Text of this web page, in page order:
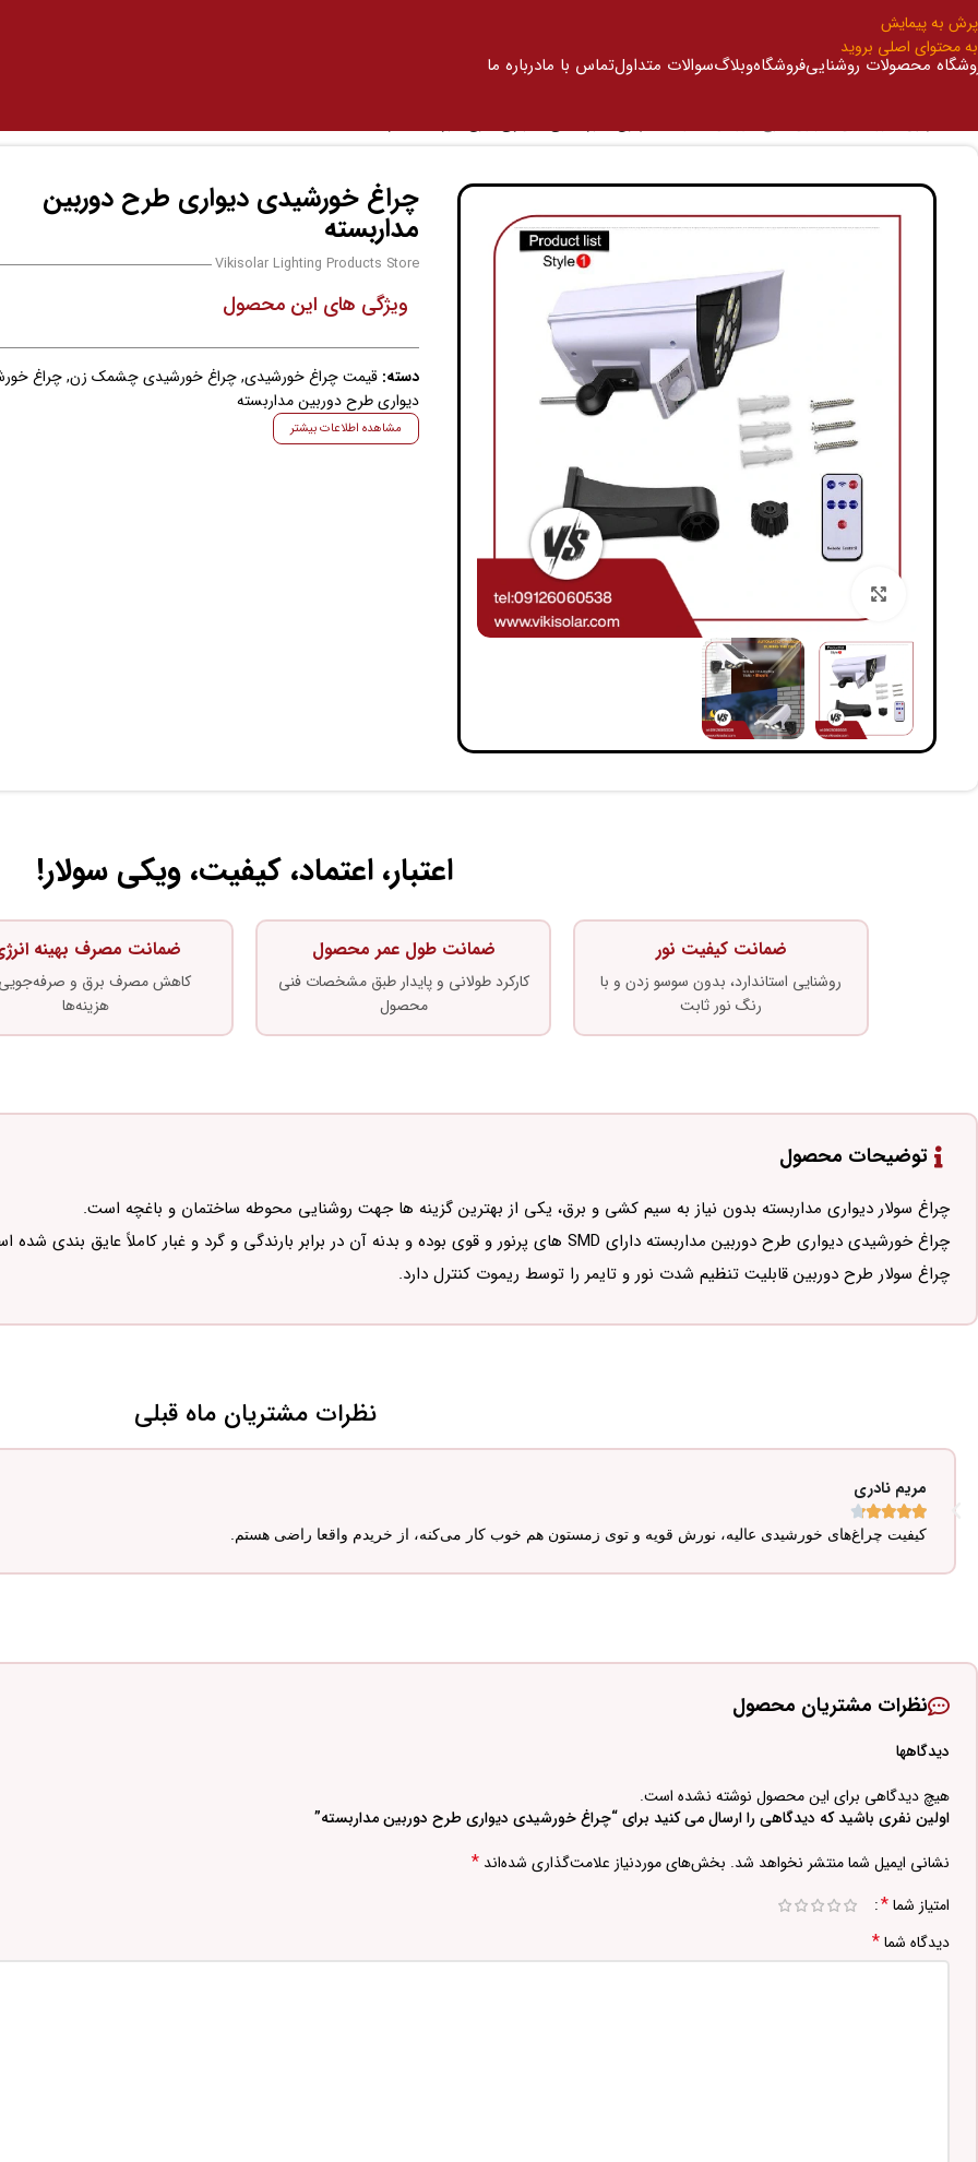
پرش به پیمایش
به محتوای اصلی بروید
محصولات روشناییفروشگاهوبلاگسوالات متداولتماس با مادرباره ما
چراغ خورشیدی دیواری طرح دوربین
مداربسته
Vikisolar Lighting Products Store
ویژگی های این محصول
دسته: قیمت چراغ خورشیدی,چراغ خورشیدی چشمک زن,چراغ
دیواری طرح دوربین مداربسته
مشاهده اطلاعات بیشتر
اعتبار، اعتماد، کیفیت، ویکی سولار!
ضمانت کیفیت نور
روشنایی استاندارد، بدون سوسو زدن و با
رنگ نور ثابت
ضمانت طول عمر محصول
کارکرد طولانی و پایدار طبق مشخصات فنی
محصول
ضمانت مصرف بهینه
کاهش مصرف برق و
هزینه‌ها
توضیحات محصول
چراغ سولار دیواری مداربسته بدون نیاز به سیم کشی و برق، یکی از بهترین گزینه ها جهت روشنایی محوطه ساختمان و باغچه است.
چراغ خورشیدی دیواری طرح دوربین مداربسته دارای SMD های پرنور و قوی بوده و بدنه آن در برابر بارندگی و گرد و غبار کاملاً عایق بندی شده است.
چراغ سولار طرح دوربین قابلیت تنظیم شدت نور و تایمر را توسط ریموت کنترل دارد.
نظرات مشتریان ماه قبلی
مریم نادری





کیفیت چراغ‌های خورشیدی عالیه، نورش قویه و توی زمستون هم خوب کار می‌کنه، از خریدم واقعا راضی هستم.
نظرات مشتریان محصول
دیدگاهها
هیچ دیدگاهی برای این محصول نوشته نشده است.
اولین نفری باشید که دیدگاهی را ارسال می کنید برای “چراغ خورشیدی دیواری طرح دوربین مداربسته”
نشانی ایمیل شما منتشر نخواهد شد. بخش‌های موردنیاز علامت‌گذاری شده‌اند *
امتیاز شما*
دیدگاه شما*